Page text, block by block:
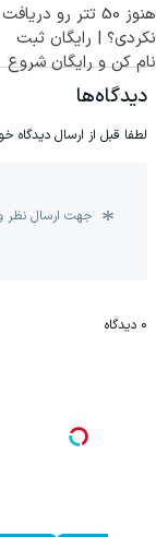
هنوز 50 تتر رو دریافت
نکردی؟ | رایگان ثبت
نام کن و رایگان شروع
کن!
دیدگاه‌ها
لطفا قبل از ارسال دیدگاه
جهت ارسال نظر
0 دیدگاه